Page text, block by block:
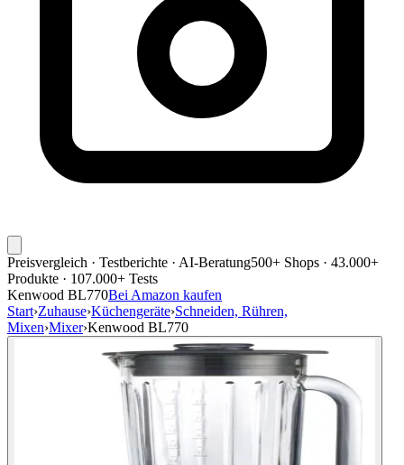
Preisvergleich · Testberichte · AI-Beratung500+ Shops · 43.000+
Produkte · 107.000+ Tests
Kenwood BL770Bei Amazon kaufen
Start›Zuhause›Küchengeräte›Schneiden, Rühren,
Mixen›Mixer›Kenwood BL770